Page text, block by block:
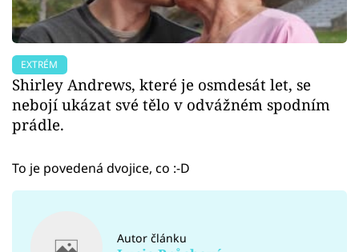
EXTRÉM
Shirley Andrews, které je osmdesát let, se
nebojí ukázat své tělo v odvážném spodním
prádle.
To je povedená dvojice, co :-D
Autor článku